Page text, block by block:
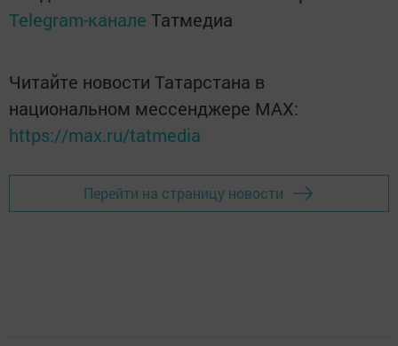
Telegram-канале Татмедиа
Читайте новости Татарстана в
национальном мессенджере MАХ:
https://max.ru/tatmedia
Перейти на страницу новости